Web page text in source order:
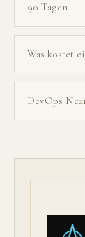
90 Tagen
Was kostet
DevOps